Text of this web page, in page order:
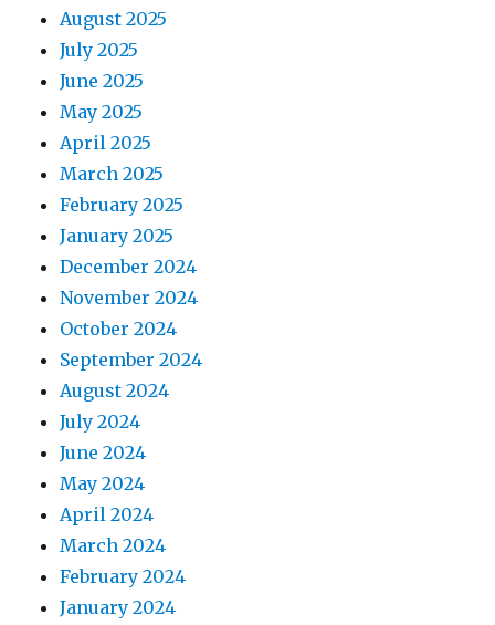
August 2025
July 2025
June 2025
May 2025
April 2025
March 2025
February 2025
January 2025
December 2024
November 2024
October 2024
September 2024
August 2024
July 2024
June 2024
May 2024
April 2024
March 2024
February 2024
January 2024